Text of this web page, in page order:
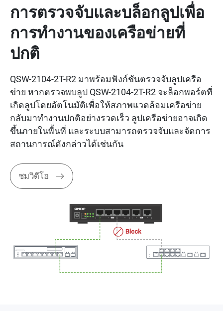
การตรวจจับและบล็อกลูปเพื่อ
การทำงานของเครือข่ายที่
ปกติ
QSW-2104-2T-R2 มาพร้อมฟังก์ชันตรวจจับลูปเครือ
ข่าย หากตรวจพบลูป QSW-2104-2T-R2 จะล็อกพอร์ตที่
เกิดลูปโดยอัตโนมัติเพื่อให้สภาพแวดล้อมเครือข่าย
กลับมาทำงานปกติอย่างรวดเร็ว ลูปเครือข่ายอาจเกิด
ขึ้นภายในพื้นที่ และระบบสามารถตรวจจับและจัดการ
สถานการณ์ดังกล่าวได้เช่นกัน
ชมวิดีโอ